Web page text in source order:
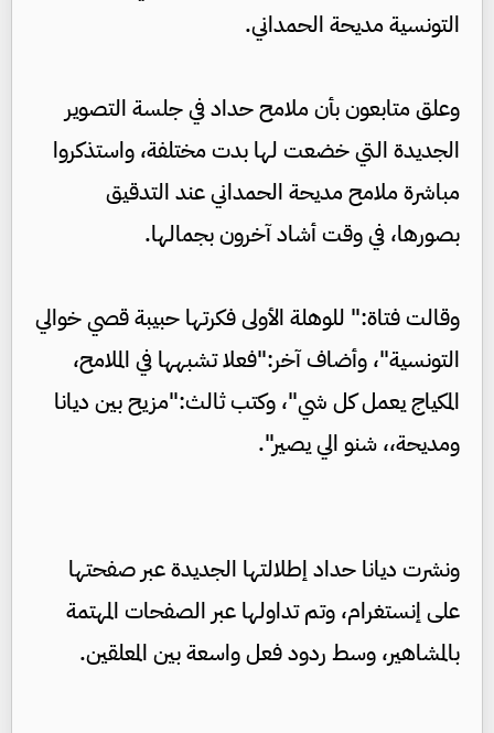
التونسية مديحة الحمداني.
وعلق متابعون بأن ملامح حداد في جلسة التصوير
الجديدة التي خضعت لها بدت مختلفة، واستذكروا
مباشرة ملامح مديحة الحمداني عند التدقيق
بصورها، في وقت أشاد آخرون بجمالها.
وقالت فتاة:" للوهلة الأولى فكرتها حبيبة قصي خوالي
التونسية"، وأضاف آخر:"فعلا تشبهها في الملامح،
المكياج يعمل كل شي"، وكتب ثالث:"مزيح بين ديانا
ومديحة،، شنو الي يصير".
ونشرت ديانا حداد إطلالتها الجديدة عبر صفحتها
على إنستغرام، وتم تداولها عبر الصفحات المهتمة
بالمشاهير، وسط ردود فعل واسعة بين المعلقين.